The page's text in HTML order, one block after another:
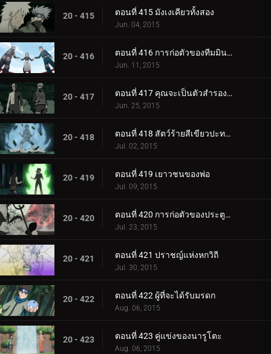
20 - 415 ตอนที่ 415 มังเงเคียวทั้งสอง
Jun. 04, 2015
20 - 416 ตอนที่ 416 การก่อตัวของทีมมินาโตะ
Jun. 11, 2015
20 - 417 ตอนที่ 417 คุณจะเป็นตัวสำรองของฉัน
Jun. 25, 2015
20 - 418 ตอนที่ 418 สัตว์ร้ายสีเขียวปะทะมาดาระหกวิถี
Jul. 02, 2015
20 - 419 ตอนที่ 419 เยาวชนของพ่อ
Jul. 09, 2015
20 - 420 ตอนที่ 420 การก่อตัวของประตูด้านในทั้งแปด
Jul. 23, 2015
20 - 421 ตอนที่ 421 ปราชญ์แห่งหกวิถี
Jul. 30, 2015
20 - 422 ตอนที่ 422 ผู้ที่จะได้รับมรดก
Aug. 06, 2015
20 - 423 ตอนที่ 423 คู่แข่งของนารูโตะ
Aug. 06, 2015